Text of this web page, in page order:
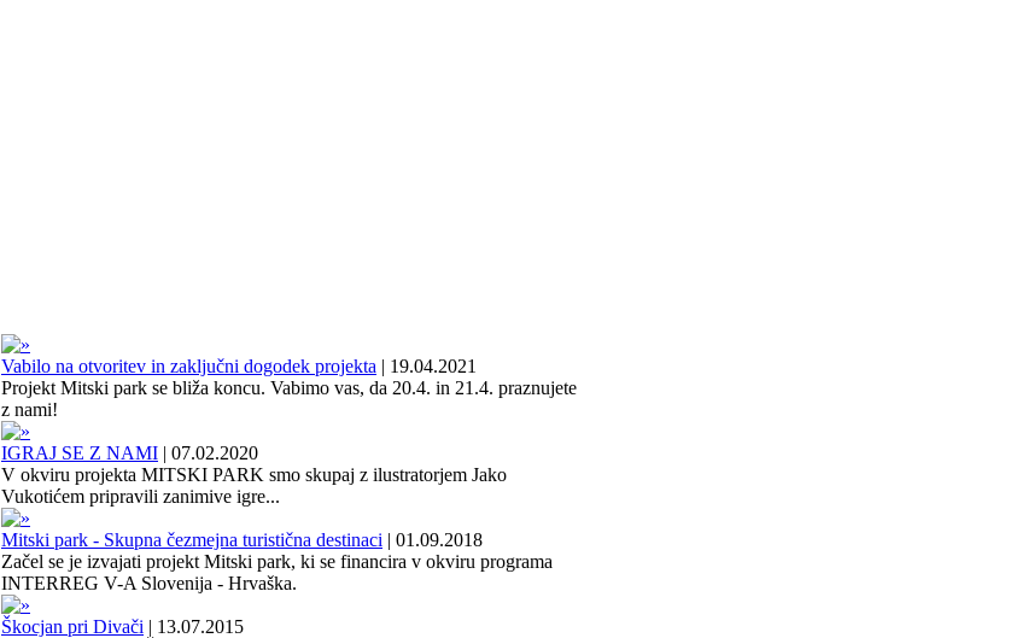
Vabilo na otvoritev in zaključni dogodek projekta | 19.04.2021
Projekt Mitski park se bliža koncu. Vabimo vas, da 20.4. in 21.4. praznujete
z nami!
IGRAJ SE Z NAMI | 07.02.2020
V okviru projekta MITSKI PARK smo skupaj z ilustratorjem Jako
Vukotićem pripravili zanimive igre...
Mitski park - Skupna čezmejna turistična destinaci | 01.09.2018
Začel se je izvajati projekt Mitski park, ki se financira v okviru programa
INTERREG V-A Slovenija - Hrvaška.
Škocjan pri Divači | 13.07.2015